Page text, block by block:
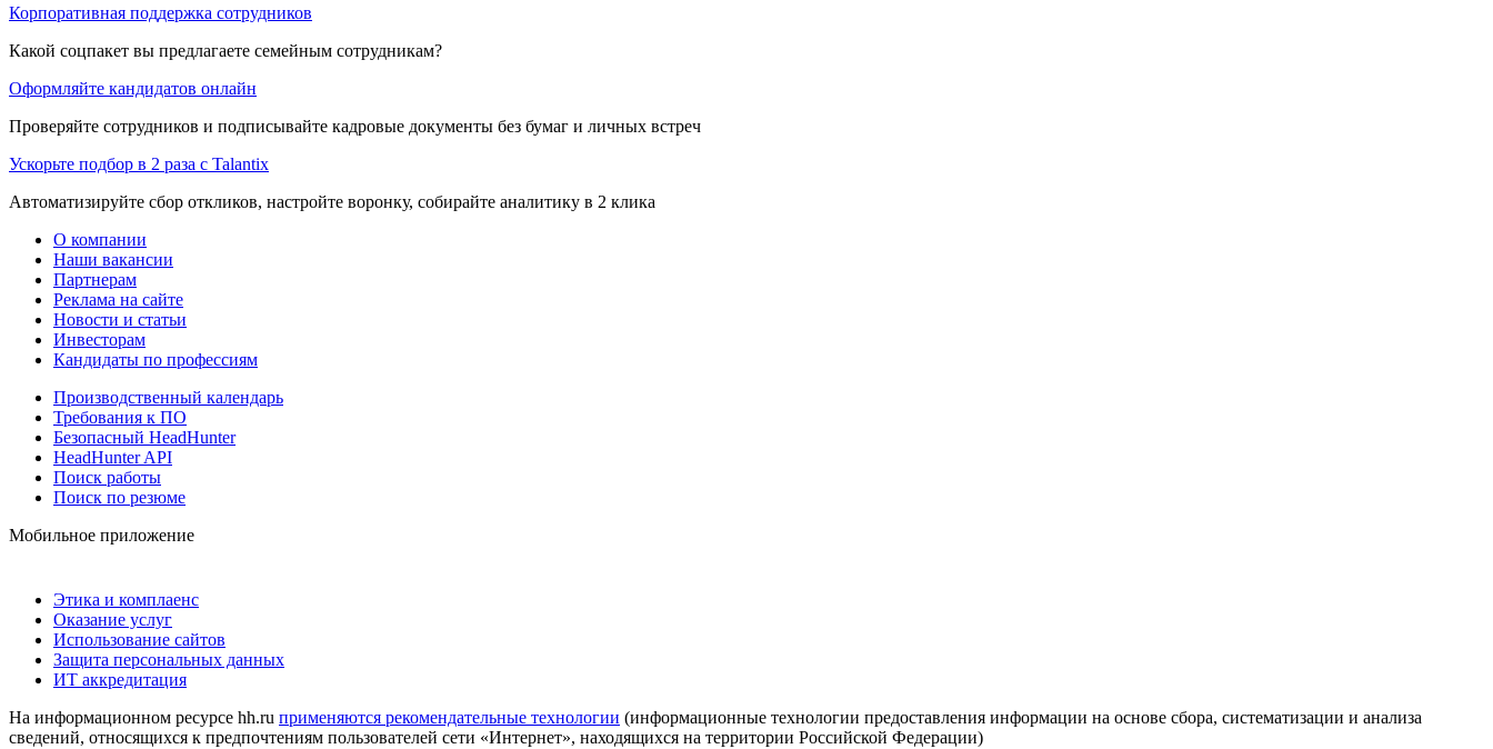
Корпоративная поддержка сотрудников
Какой соцпакет вы предлагаете семейным сотрудникам?
Оформляйте кандидатов онлайн
Проверяйте сотрудников и подписывайте кадровые документы без бумаг и личных встреч
Ускорьте подбор в 2 раза с Talantix
Автоматизируйте сбор откликов, настройте воронку, собирайте аналитику в 2 клика
О компании
Наши вакансии
Партнерам
Реклама на сайте
Новости и статьи
Инвесторам
Кандидаты по профессиям
Производственный календарь
Требования к ПО
Безопасный HeadHunter
HeadHunter API
Поиск работы
Поиск по резюме
Мобильное приложение
Этика и комплаенс
Оказание услуг
Использование сайтов
Защита персональных данных
ИТ аккредитация
На информационном ресурсе hh.ru применяются рекомендательные технологии (информационные технологии предоставления информации на основе сбора, систематизации и анализа
сведений, относящихся к предпочтениям пользователей сети «Интернет», находящихся на территории Российской Федерации)